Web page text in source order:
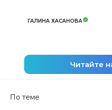
ГАЛИНА ХАСАНОВА
Читайте
По теме